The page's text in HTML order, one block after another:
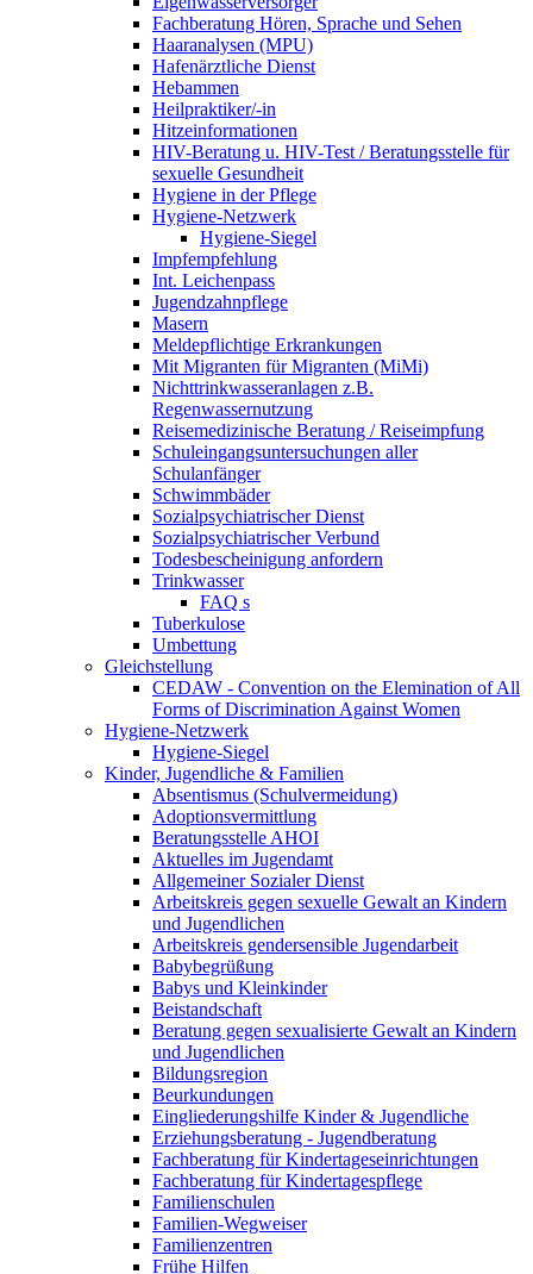
Fachberatung Hören, Sprache und Sehen
Haaranalysen (MPU)
Hafenärztliche Dienst
Hebammen
Heilpraktiker/-in
Hitzeinformationen
HIV-Beratung u. HIV-Test / Beratungsstelle für
sexuelle Gesundheit
Hygiene in der Pflege
Hygiene-Netzwerk
Hygiene-Siegel
Impfempfehlung
Int. Leichenpass
Jugendzahnpflege
Masern
Meldepflichtige Erkrankungen
Mit Migranten für Migranten (MiMi)
Nichttrinkwasseranlagen z.B.
Regenwassernutzung
Reisemedizinische Beratung / Reiseimpfung
Schuleingangsuntersuchungen aller
Schulanfänger
Schwimmbäder
Sozialpsychiatrischer Dienst
Sozialpsychiatrischer Verbund
Todesbescheinigung anfordern
Trinkwasser
FAQ s
Tuberkulose
Umbettung
Gleichstellung
CEDAW - Convention on the Elemination of All
Forms of Discrimination Against Women
Hygiene-Netzwerk
Hygiene-Siegel
Kinder, Jugendliche & Familien
Absentismus (Schulvermeidung)
Adoptionsvermittlung
Beratungsstelle AHOI
Aktuelles im Jugendamt
Allgemeiner Sozialer Dienst
Arbeitskreis gegen sexuelle Gewalt an Kindern
und Jugendlichen
Arbeitskreis gendersensible Jugendarbeit
Babybegrüßung
Babys und Kleinkinder
Beistandschaft
Beratung gegen sexualisierte Gewalt an Kindern
und Jugendlichen
Bildungsregion
Beurkundungen
Eingliederungshilfe Kinder & Jugendliche
Erziehungsberatung - Jugendberatung
Fachberatung für Kindertageseinrichtungen
Fachberatung für Kindertagespflege
Familienschulen
Familien-Wegweiser
Familienzentren
Frühe Hilfen